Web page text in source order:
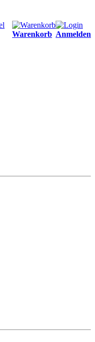
Anmelden
Warenkorb